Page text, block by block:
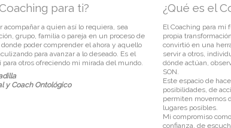
para ti?
acompañar a quien así lo requiera, sea
grupo, familia o pareja en un proceso de
poder comprender el ahora y aquello
para avanzar a lo deseado. Es el
para otros ofreciendo mi mirada del mundo.
y Coach Ontológico
¿Qué es el
El Coaching para mí
propia
convirtió en una
servir a otros,
dónde actúan,
SON.
Este espacio de
posibilidades, de
permiten movernos
lugares posibles.
Mi compromiso
confianza, de